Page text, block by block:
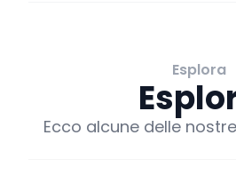
Esplora
Ecco alcune delle